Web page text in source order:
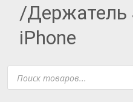
/Держатель
iPhone
Поиск
товаров